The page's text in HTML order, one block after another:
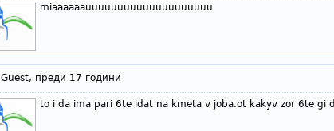
miaaaaaauuuuuuuuuuuuuuuuuuuu
Guest, преди 17 години
to i da ima pari 6te idat na kmeta v joba.ot kakyv zor 6te gi